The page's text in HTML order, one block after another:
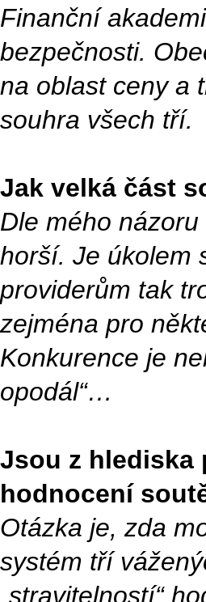
Finanční
bezpečnosti.
na oblast ceny a
souhra všech tří.
Jak velká část
Dle mého
horší. Je úkolem
providerům tak
zejména pro
Konkurence je
opodál“…
Jsou z hlediska
hodnocení
Otázka je, zda
systém tří
„stravitelností“